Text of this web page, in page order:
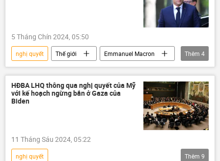
5 Tháng Chín 2024, 05:50
nghị quyết Thế giới
Emmanuel Macron
bầu cử
Pháp
Quốc hội
Chính phủ
Thêm 4
HĐBA LHQ thông qua nghị quyết của Mỹ
với kế hoạch ngừng bắn ở Gaza của
Biden
11 Tháng Sáu 2024, 05:22
nghị quyết
Thêm 9